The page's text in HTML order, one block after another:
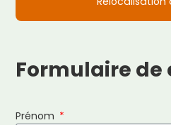
Formulaire de
Prénom